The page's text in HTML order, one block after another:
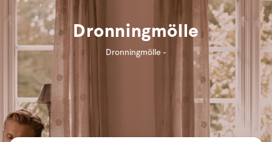
Dronningmölle
Dronningmölle -